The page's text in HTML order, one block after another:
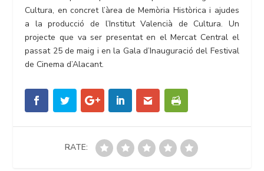
Cultura, en concret l’àrea de Memòria Històrica i ajudes
a la producció de l’Institut Valencià de Cultura. Un
projecte que va ser presentat en el Mercat Central el
passat 25 de maig i en la Gala d’Inauguració del Festival
de Cinema d’Alacant.
RATE: